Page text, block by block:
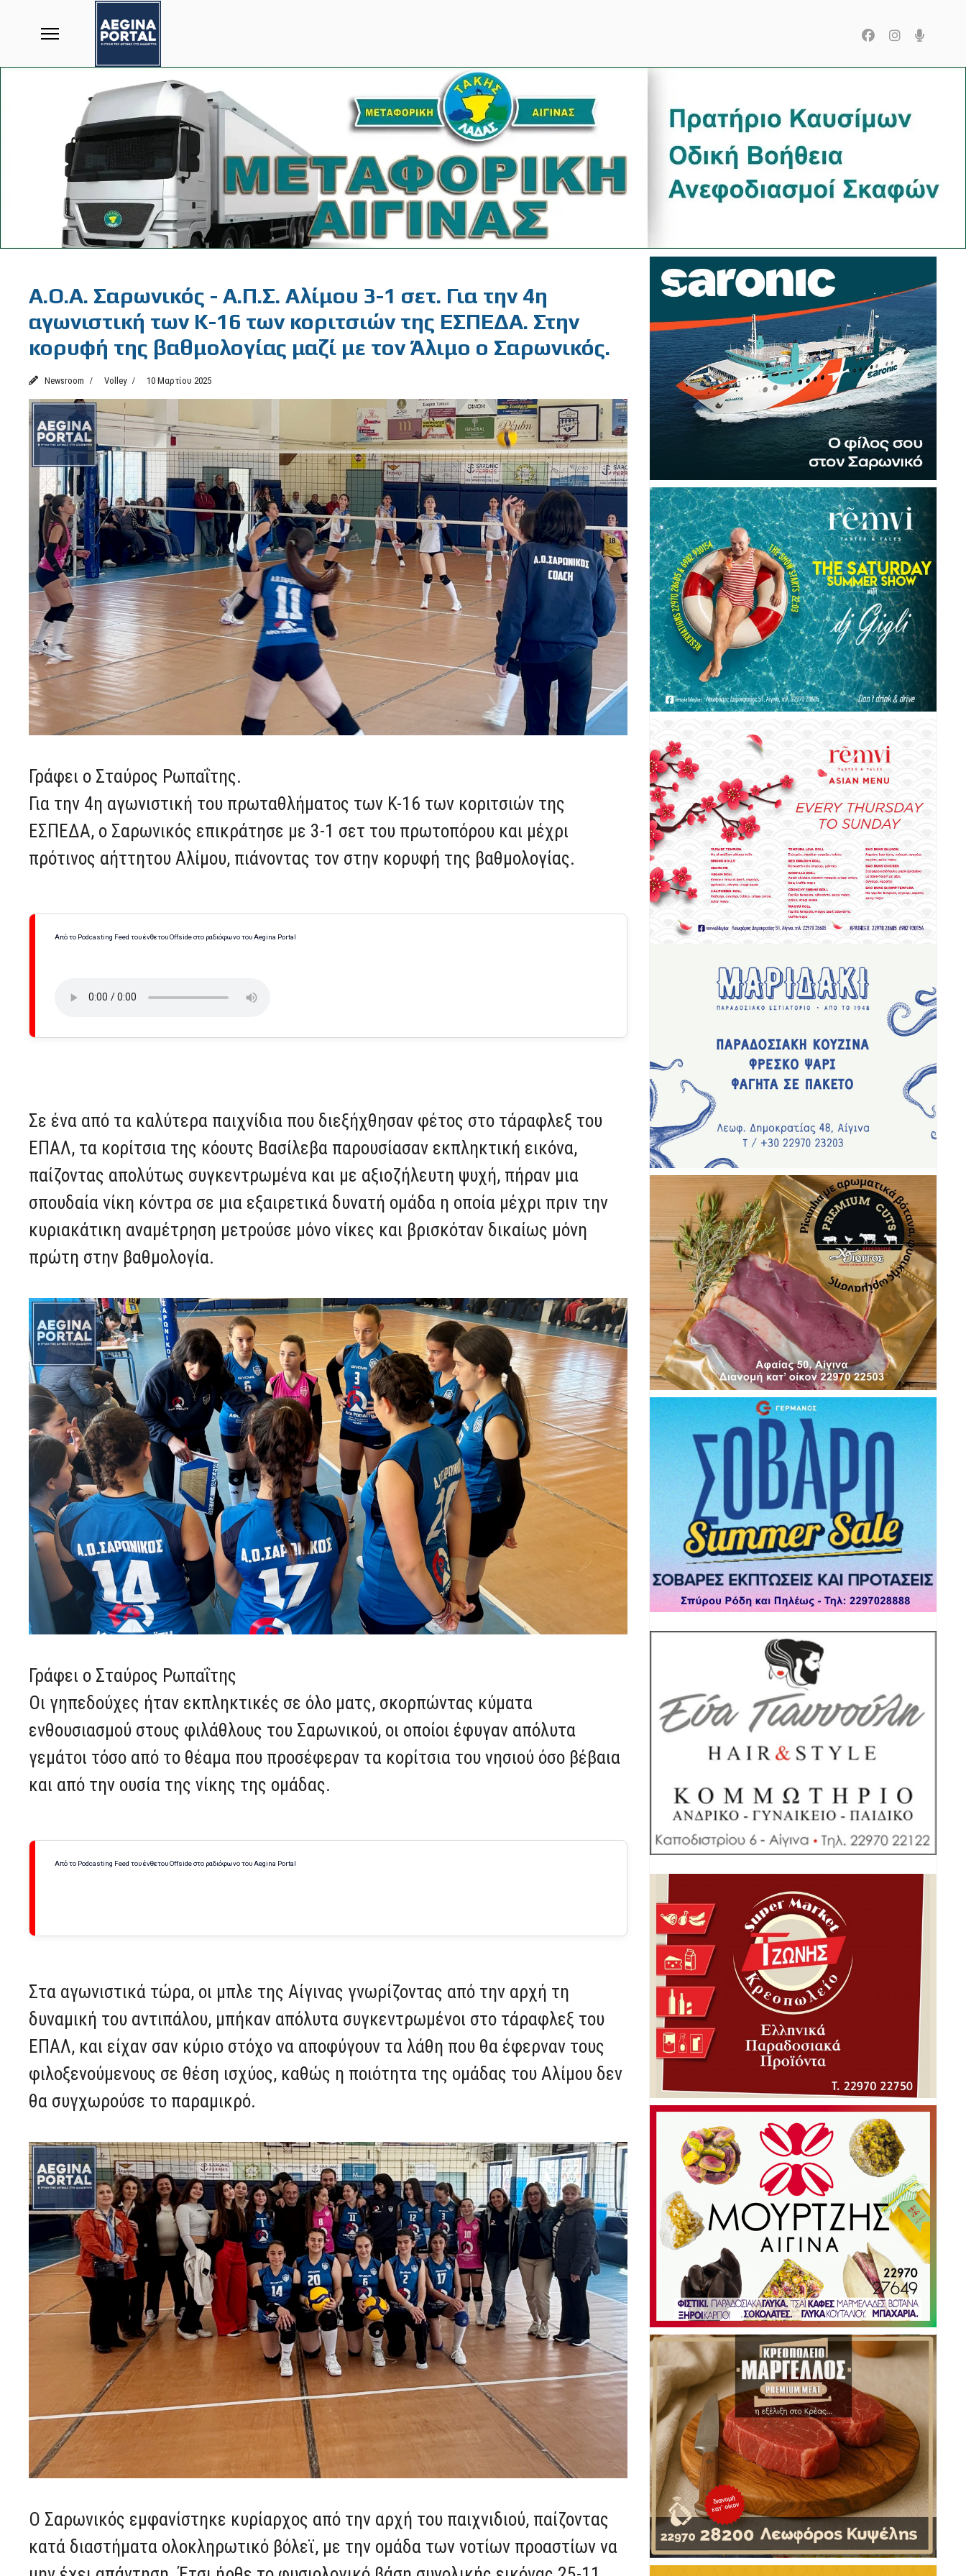
Α.Ο.Α. Σαρωνικός - Α.Π.Σ. Αλίμου 3-1 σετ. Για την 4η
αγωνιστική των Κ-16 των κοριτσιών της ΕΣΠΕΔΑ. Στην
κορυφή της βαθμολογίας μαζί με τον Άλιμο ο Σαρωνικός.
Newsroom Volley 10 Μαρτίου 2025
Γράφει ο Σταύρος Ρωπαΐτης.
Για την 4η αγωνιστική του πρωταθλήματος των Κ-16 των κοριτσιών της
ΕΣΠΕΔΑ, ο Σαρωνικός επικράτησε με 3-1 σετ του πρωτοπόρου και μέχρι
πρότινος αήττητου Αλίμου, πιάνοντας τον στην κορυφή της βαθμολογίας.
Από το Podcasting Feed του ένθετου Offside στο ραδιόφωνο του Aegina Portal
Σε ένα από τα καλύτερα παιχνίδια που διεξήχθησαν φέτος στο τάραφλεξ του
ΕΠΑΛ, τα κορίτσια της κόουτς Βασίλεβα παρουσίασαν εκπληκτική εικόνα,
παίζοντας απολύτως συγκεντρωμένα και με αξιοζήλευτη ψυχή, πήραν μια
σπουδαία νίκη κόντρα σε μια εξαιρετικά δυνατή ομάδα η οποία μέχρι πριν την
κυριακάτικη αναμέτρηση μετρούσε μόνο νίκες και βρισκόταν δικαίως μόνη
πρώτη στην βαθμολογία.
Γράφει ο Σταύρος Ρωπαΐτης
Οι γηπεδούχες ήταν εκπληκτικές σε όλο ματς, σκορπώντας κύματα
ενθουσιασμού στους φιλάθλους του Σαρωνικού, οι οποίοι έφυγαν απόλυτα
γεμάτοι τόσο από το θέαμα που προσέφεραν τα κορίτσια του νησιού όσο βέβαια
και από την ουσία της νίκης της ομάδας.
Από το Podcasting Feed του ένθετου Offside στο ραδιόφωνο του Aegina Portal
Στα αγωνιστικά τώρα, οι μπλε της Αίγινας γνωρίζοντας από την αρχή τη
δυναμική του αντιπάλου, μπήκαν απόλυτα συγκεντρωμένοι στο τάραφλεξ του
ΕΠΑΛ, και είχαν σαν κύριο στόχο να αποφύγουν τα λάθη που θα έφερναν τους
φιλοξενούμενους σε θέση ισχύος, καθώς η ποιότητα της ομάδας του Αλίμου δεν
θα συγχωρούσε το παραμικρό.
Ο Σαρωνικός εμφανίστηκε κυρίαρχος από την αρχή του παιχνιδιού, παίζοντας
κατά διαστήματα ολοκληρωτικό βόλεϊ, με την ομάδα των νοτίων προαστίων να